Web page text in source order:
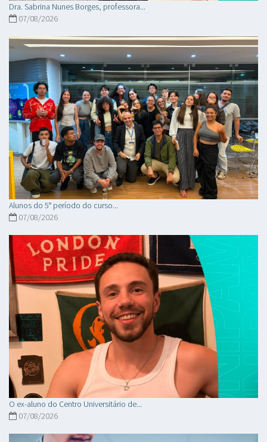
Dra. Sabrina Nunes Borges, professora...
07/08/2026
Alunos do 5° período do curso...
07/08/2026
O ex-aluno do Centro Universitário de...
07/08/2026